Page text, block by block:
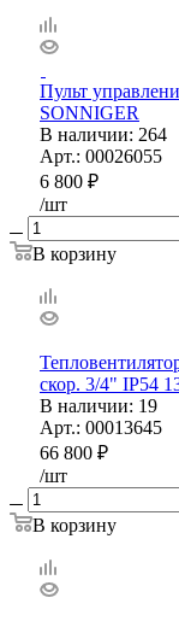
Пульт
SONNIGER
В наличии: 264
Арт.: 00026055
6 800 ₽
/шт
В корзину
скор. 3/4" IP54
В наличии: 19
Арт.: 00013645
66 800 ₽
/шт
В корзину